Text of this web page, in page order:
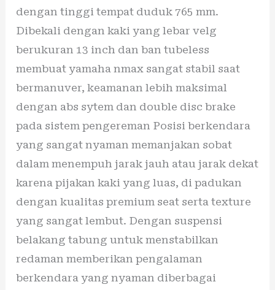
dengan tinggi tempat duduk 765 mm.
Dibekali dengan kaki yang lebar velg
berukuran 13 inch dan ban tubeless
membuat yamaha nmax sangat stabil saat
bermanuver, keamanan lebih maksimal
dengan abs sytem dan double disc brake
pada sistem pengereman Posisi berkendara
yang sangat nyaman memanjakan sobat
dalam menempuh jarak jauh atau jarak dekat
karena pijakan kaki yang luas, di padukan
dengan kualitas premium seat serta texture
yang sangat lembut. Dengan suspensi
belakang tabung untuk menstabilkan
redaman memberikan pengalaman
berkendara yang nyaman diberbagai